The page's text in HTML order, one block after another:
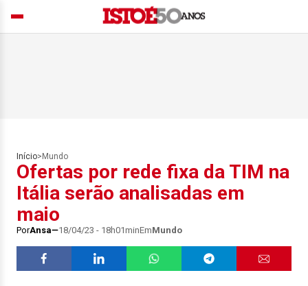
Início> Mundo
Ofertas por rede fixa da TIM na
Itália serão analisadas em
maio
PorAnsa 18/04/23 - 18h01minEmMundo